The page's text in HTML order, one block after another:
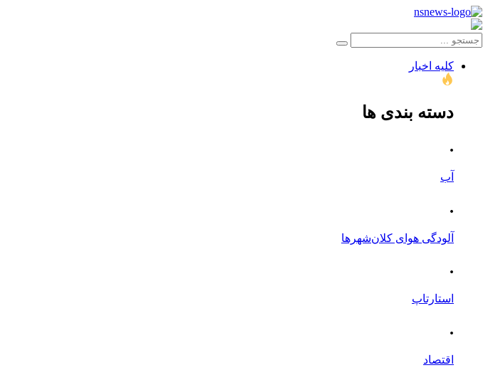
کلیه اخبار
دسته بندی ها
.
آب
.
آلودگی هوای کلان‌شهرها
.
استارتاپ
.
اقتصاد